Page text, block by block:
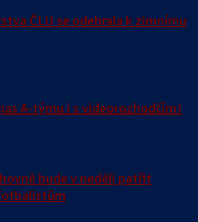
ČLU se odebrala k zimnímu
A-týmu i s videorozhodčím!
bude v neděli patřit